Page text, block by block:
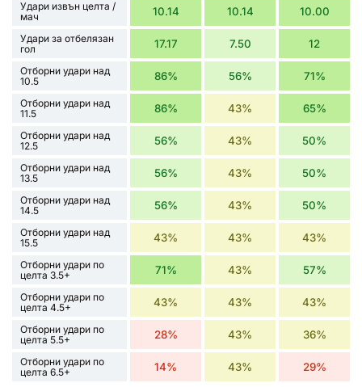
Удари извън целта /
мач
10.14 10.14 10.00
Удари за отбелязан
гол
17.17 7.50 12
Отборни удари над
10.5
86% 56% 71%
Отборни удари над
11.5
86% 43% 65%
Отборни удари над
12.5
56% 43% 50%
Отборни удари над
13.5
56% 43% 50%
Отборни удари над
14.5
56% 43% 50%
Отборни удари над
15.5
43% 43% 43%
Отборни удари по
целта 3.5+
71% 43% 57%
Отборни удари по
целта 4.5+
43% 43% 43%
Отборни удари по
целта 5.5+
28% 43% 36%
Отборни удари по
целта 6.5+
14% 43% 29%